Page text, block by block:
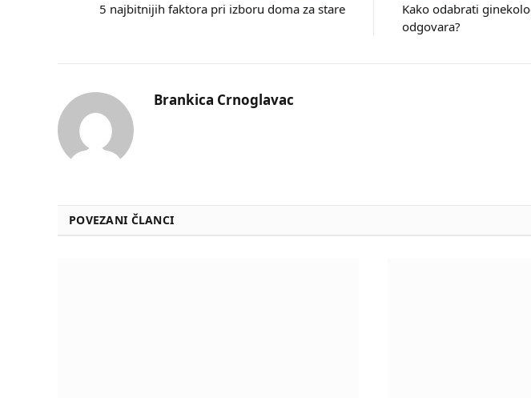
5 najbitnijih faktora pri izboru doma za stare
Kako odabrati
odgovara?
Brankica Crnoglavac
POVEZANI ČLANCI